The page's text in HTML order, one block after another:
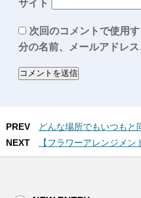
サイト
次回のコメントで使用
分の名前、メールアドレス
PREV
どんな場所でもいつもと
NEXT
【フラワーアレンジメ